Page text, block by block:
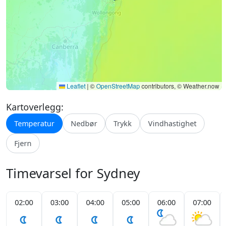
Leaflet | ©OpenStreetMapcontributors, © Weather.now
Kartoverlegg:
Temperatur Nedbør Trykk Vindhastighet
Fjern
Timevarsel for Sydney
02:00 03:00 04:00 05:00 06:00 07:00